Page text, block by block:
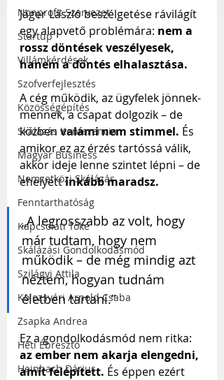
Nonprofit Szervezet
Startup
Villámkérdések
Szofverfejlesztés
Közösségépítés
Skálázás Konferencia
Magyar Business
Nemzetközi Skálázás
Fenntarthatóság
Kapcsolati Tőke
Skálázási Gondolkodásmód
Szilágyi Attila
Kolozsvári Arnold Csaba
Zsapka Andrea
Heti Ébresztő
Heinbach Dárius
Jáger László beszélgetése rávilágít
egy alapvető problémára: nem a
rossz döntések veszélyesek,
hanem a döntés elhalasztása.
A cég működik, az ügyfelek jönnek-
mennek, a csapat dolgozik – de
közben valami nem stimmel. És
amikor ez az érzés tartóssá válik,
akkor ideje lenne szintet lépni – de
ehelyett inkább maradsz.
„A legrosszabb az volt, hogy
már tudtam, hogy nem
működik – de még mindig azt
néztem, hogyan tudnám
életben tartani.”
Ez a gondolkodásmód nem ritka:
az ember nem akarja elengedni,
amit felépített. És éppen ezért